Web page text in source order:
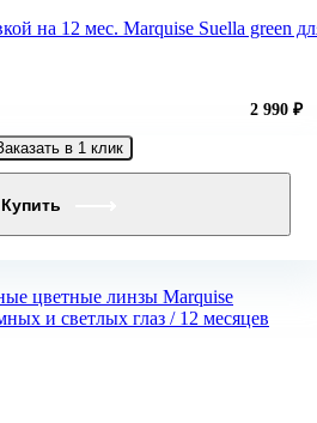
на 12 мес. Marquise Suella green
2 990 ₽
в 1 клик